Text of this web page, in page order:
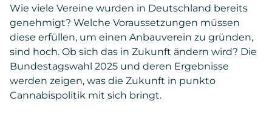
Wie viele Vereine wurden in Deutschland bereits
genehmigt? Welche Voraussetzungen müssen
diese erfüllen, um einen Anbauverein zu gründen,
sind hoch. Ob sich das in Zukunft ändern wird? Die
Bundestagswahl 2025 und deren Ergebnisse
werden zeigen, was die Zukunft in punkto
Cannabispolitik mit sich bringt.